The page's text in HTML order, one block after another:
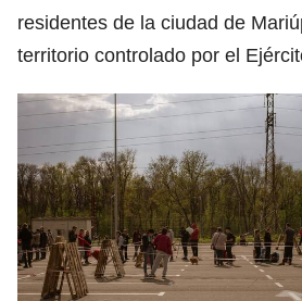
residentes de la ciudad de
territorio controlado por el